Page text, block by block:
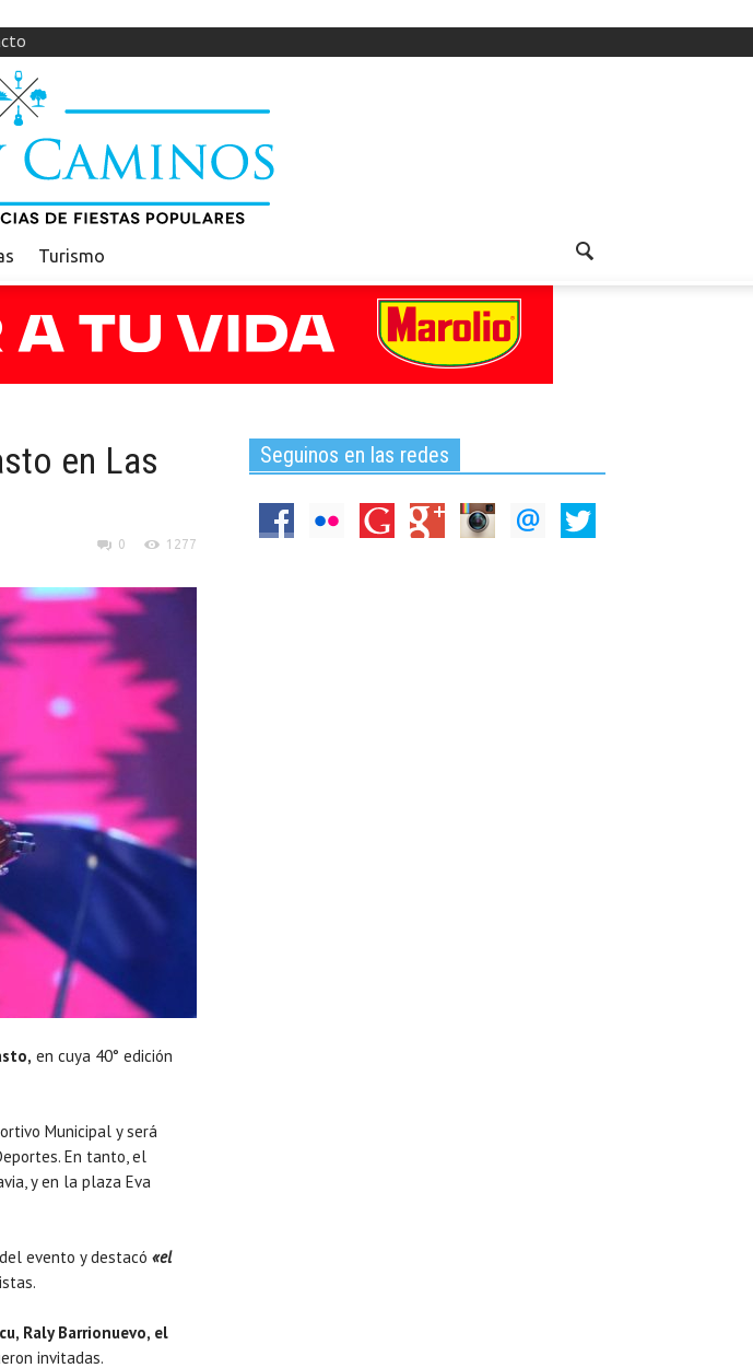
Turismo
en Las
0 1277
en cuya 40° edición
Municipal y será
En tanto, el
y en la plaza Eva
evento y destacó «el
Raly Barrionuevo, el
invitadas.
Seguinos en las redes